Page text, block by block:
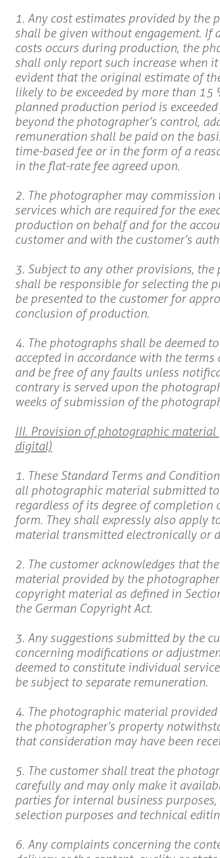
1. Any cost estimates provided by the
shall be given without engagement. If
costs occurs during production, the
shall only report such increase when it
evident that the original estimate of
likely to be exceeded by more than 15
planned production period is
beyond the photographer’s control,
remuneration shall be paid on the
time-based fee or in the form of a
in the flat-rate fee agreed upon.
2. The photographer may
services which are required for the
production on behalf and for the
customer and with the customer’s
3. Subject to any other provisions, the
shall be responsible for selecting the
be presented to the customer for
conclusion of production.
4. The photographs shall be deemed
accepted in accordance with the
and be free of any faults unless
contrary is served upon the
weeks of submission of the
III. Provision of photographic material
digital)
1. These Standard Terms and
all photographic material submitted
regardless of its degree of completion
form. They shall expressly also apply
material transmitted electronically or
2. The customer acknowledges that
material provided by the
copyright material as defined in
the German Copyright Act.
3. Any suggestions submitted by the
concerning modifications or
deemed to constitute individual
be subject to separate remuneration.
4. The photographic material
the photographer’s property
that consideration may have been
5. The customer shall treat the
carefully and may only make it
parties for internal business
selection purposes and technical
6. Any complaints concerning the